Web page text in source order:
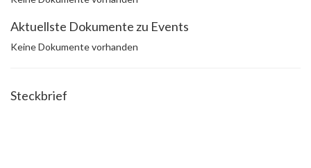
Aktuellste Dokumente zu Events
Keine Dokumente vorhanden
Steckbrief